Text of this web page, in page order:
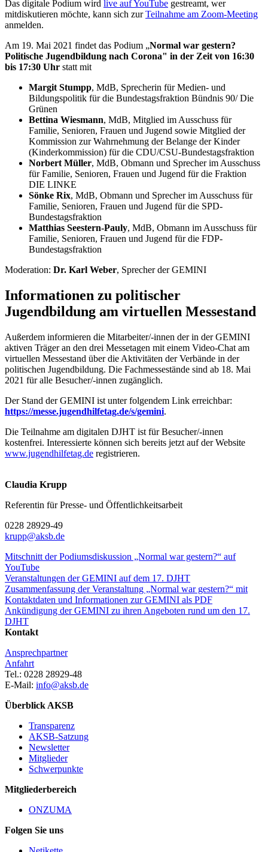
Das digitale Podium wird live auf YouTube gestreamt, wer
mitdiskutieren möchte, kann sich zurTeilnahme am Zoom-Meeting
anmelden.
Am 19. Mai 2021 findet das Podium „Normal war gestern?
Politische Jugendbildung nach Corona" in der Zeit von 16:30
bis 17:30 Uhr statt mit
Margit Stumpp, MdB, Sprecherin für Medien- und
Bildungspolitik für die Bundestagsfraktion Bündnis 90/ Die
Grünen
Bettina Wiesmann, MdB, Mitglied im Ausschuss für
Familie, Senioren, Frauen und Jugend sowie Mitglied der
Kommission zur Wahrnehmung der Belange der Kinder
(Kinderkommission) für die CDU/CSU-Bundestagsfraktion
Norbert Müller, MdB, Obmann und Sprecher im Ausschuss
für Familie, Senioren, Frauen und Jugend für die Fraktion
DIE LINKE
Sönke Rix, MdB, Obmann und Sprecher im Ausschuss für
Familie, Senioren, Frauen und Jugend für die SPD-
Bundestagsfraktion
Matthias Seestern-Pauly, MdB, Obmann im Ausschuss für
Familie, Senioren, Frauen und Jugend für die FDP-
Bundestagsfraktion
Moderation: Dr. Karl Weber, Sprecher der GEMINI
Informationen zu politischer
Jugendbildung am virtuellen Messestand
Außerdem informieren die Mitarbeiter/-innen der in der GEMINI
aktiven Träger an den drei Messetagen mit einem Video-Chat am
virtuellen Messestand über die Aktivitäten der Verbände in der
politischen Jugendbildung. Die Fachmessestände sind ab 18. Mai
2021 für alle Besucher/-innen zugänglich.
Der Stand der GEMINI ist unter folgendem Link erreichbar:
https://messe.jugendhilfetag.de/s/gemini.
Die Teilnahme am digitalen DJHT ist für Besucher/-innen
kostenfrei. Interessierte können sich bereits jetzt auf der Website
www.jugendhilfetag.de registrieren.
Claudia Krupp
Referentin für Presse- und Öffentlichkeitsarbeit
0228 28929-49
krupp@aksb.de
Mitschnitt der Podiumsdiskussion „Normal war gestern?“ auf
YouTube
Veranstaltungen der GEMINI auf dem 17. DJHT
Zusammenfassung der Veranstaltung „Normal war gestern?“ mit
Kontaktdaten und Informationen zur GEMINI als PDF
Ankündigung der GEMINI zu ihren Angeboten rund um den 17.
DJHT
Kontakt
Ansprechpartner
Anfahrt
Tel.: 0228 28929-48
E-Mail: info@aksb.de
Überblick AKSB
Transparenz
AKSB-Satzung
Newsletter
Mitglieder
Schwerpunkte
Mitgliederbereich
ONZUMA
Folgen Sie uns